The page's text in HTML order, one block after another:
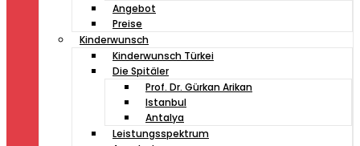
Angebot
Preise
Kinderwunsch
Kinderwunsch Türkei
Die Spitäler
Prof. Dr. Gürkan Arikan
Istanbul
Antalya
Leistungsspektrum